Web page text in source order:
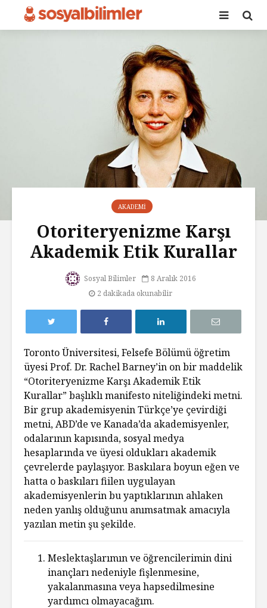
AKADEMI
Otoriteryenizme Karşı
Akademik Etik Kurallar
Sosyal Bilimler
8 Aralık 2016
2 dakikada okunabilir
Toronto Üniversitesi, Felsefe Bölümü öğretim
üyesi Prof. Dr. Rachel Barney’in on bir maddelik
“Otoriteryenizme Karşı Akademik Etik
Kurallar” başlıklı manifesto niteliğindeki metni.
Bir grup akademisyenin Türkçe’ye çevirdiği
metni, ABD’de ve Kanada’da akademisyenler,
odalarının kapısında, sosyal medya
hesaplarında ve üyesi oldukları akademik
çevrelerde paylaşıyor. Baskılara boyun eğen ve
hatta o baskıları fiilen uygulayan
akademisyenlerin bu yaptıklarının ahlaken
neden yanlış olduğunu anımsatmak amacıyla
yazılan metin şu şekilde.
Meslektaşlarımın ve öğrencilerimin dini
inançları nedeniyle fişlenmesine,
yakalanmasına veya hapsedilmesine
yardımcı olmayacağım.